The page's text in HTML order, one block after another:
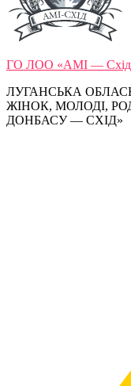
ГО ЛОО «АМІ —
ЛУГАНСЬКА
ЖІНОК, МОЛОДІ,
ДОНБАСУ — СХІД»